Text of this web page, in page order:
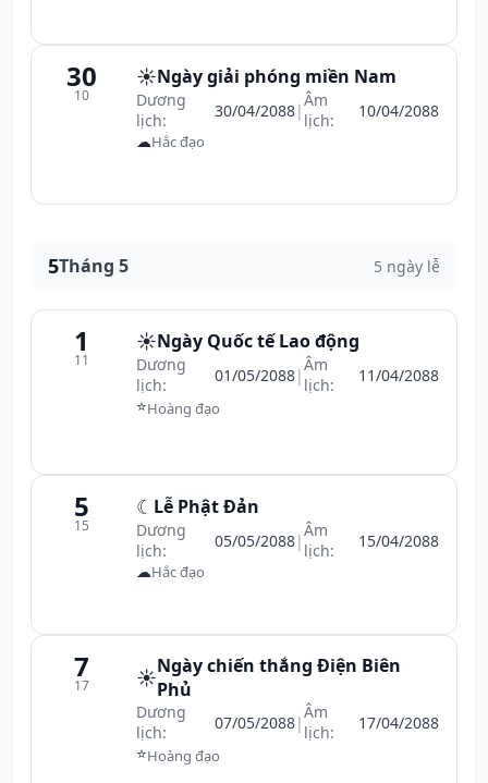
30
10
☀️Ngày giải phóng miền Nam
Dương
lịch:
30/04/2088|Âm
lịch:
10/04/2088
☁Hắc đạo
5Tháng 5 5 ngày lễ
1
11
☀️Ngày Quốc tế Lao động
Dương
lịch:
01/05/2088|Âm
lịch:
11/04/2088
⭐Hoàng đạo
5
15
☾ Lễ Phật Đản
Dương
lịch:
05/05/2088|Âm
lịch:
15/04/2088
☁Hắc đạo
7
17 ☀️Ngày chiến thắng Điện Biên
Phủ
Dương
lịch:
07/05/2088|Âm
lịch:
17/04/2088
⭐Hoàng đạo